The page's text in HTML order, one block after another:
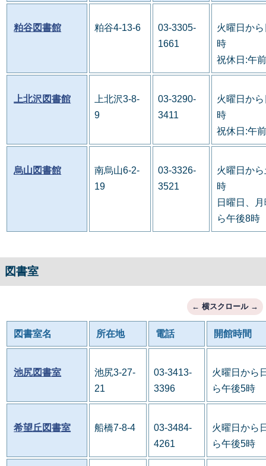
粕谷図書館 粕谷4-13-6
03-3305-
1661
火曜日か
時
祝休日:午
上北沢図書館
上北沢3-8-
9
03-3290-
3411
火曜日か
時
祝休日:午
烏山図書館
南烏山6-2-
19
03-3326-
3521
火曜日か
時
日曜日、
ら午後8時
図書室
図書室名 所在地 電話 開館時間
池尻図書室
池尻3-27-
21
03-3413-
3396
火曜日から
ら午後5時
希望丘図書室 船橋7-8-4
03-3484-
4261
火曜日から
ら午後5時